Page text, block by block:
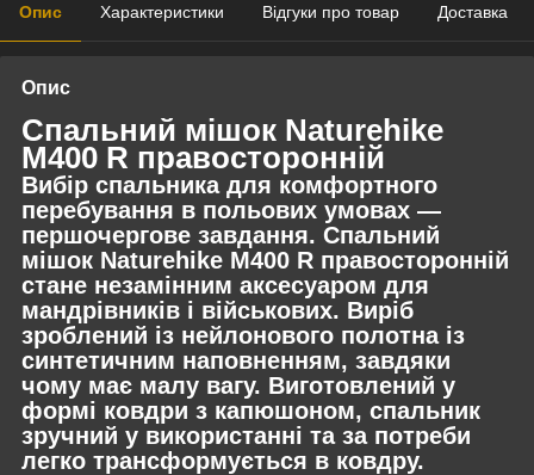
Опис Характеристики Відгуки про товар Доставка
Опис
Спальний мішок Naturehike
M400 R правосторонній
Вибір спальника для комфортного
перебування в польових умовах —
першочергове завдання. Спальний
мішок Naturehike M400 R правосторонній
стане незамінним аксесуаром для
мандрівників і військових. Виріб
зроблений із нейлонового полотна із
синтетичним наповненням, завдяки
чому має малу вагу. Виготовлений у
формі ковдри з капюшоном, спальник
зручний у використанні та за потреби
легко трансформується в ковдру.